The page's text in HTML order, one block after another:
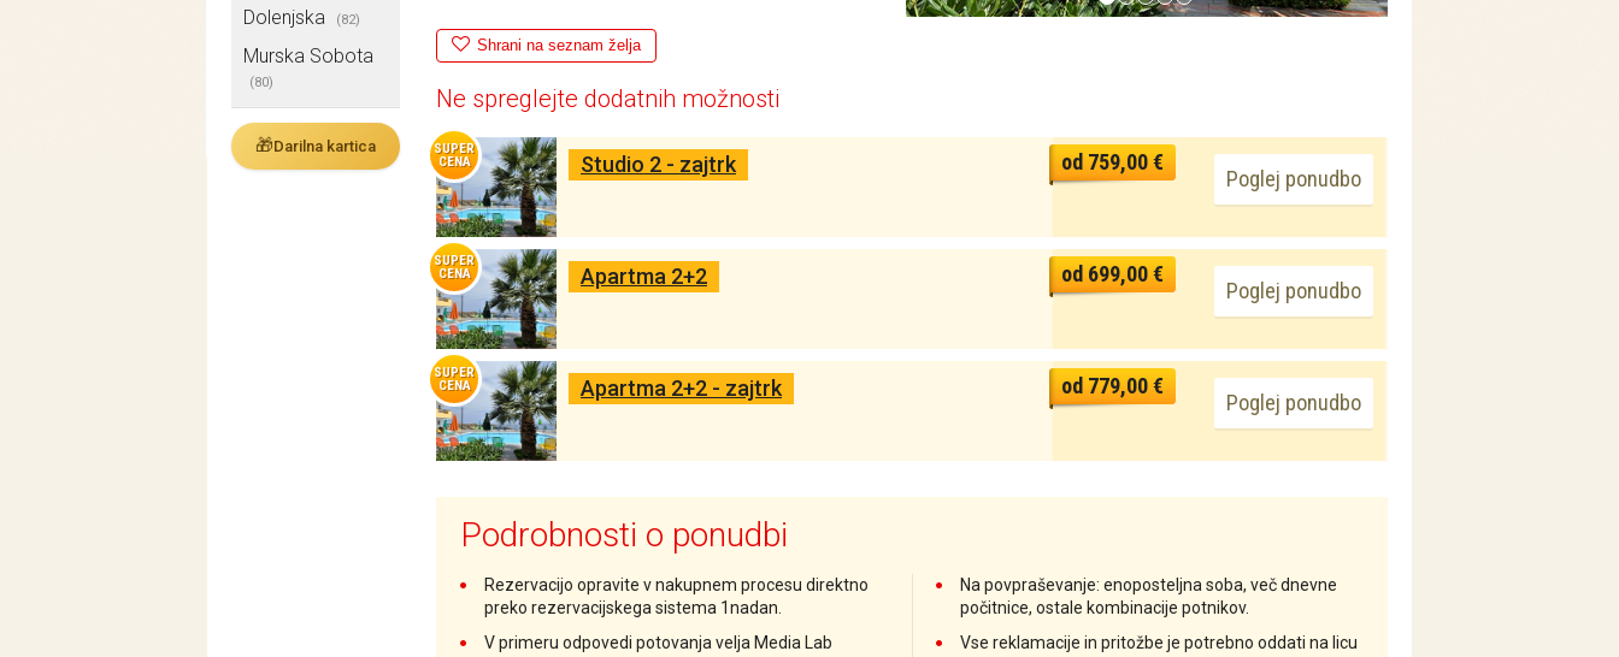
Dolenjska (82)
Murska Sobota
(80)
🎁Darilna kartica
Shrani na seznam želja
Ne spreglejte dodatnih možnosti
SUPER
CENA
Studio 2 - zajtrk
Poglej ponudbo
od 759,00 €
SUPER
CENA
Apartma 2+2
Poglej ponudbo
od 699,00 €
SUPER
CENA
Apartma 2+2 - zajtrk
Poglej ponudbo
od 779,00 €
Podrobnosti o ponudbi
Rezervacijo opravite v nakupnem procesu direktno
preko rezervacijskega sistema 1nadan.
V primeru odpovedi potovanja velja Media Lab
Na povpraševanje: enoposteljna soba, več dnevne
počitnice, ostale kombinacije potnikov.
Vse reklamacije in pritožbe je potrebno oddati na licu